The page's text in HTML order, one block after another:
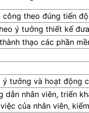
theo đúng tiến
ý tưởng thiết kế
thạo các phần
tưởng và hoạt động
dẫn nhân viên, triển
của nhân viên,